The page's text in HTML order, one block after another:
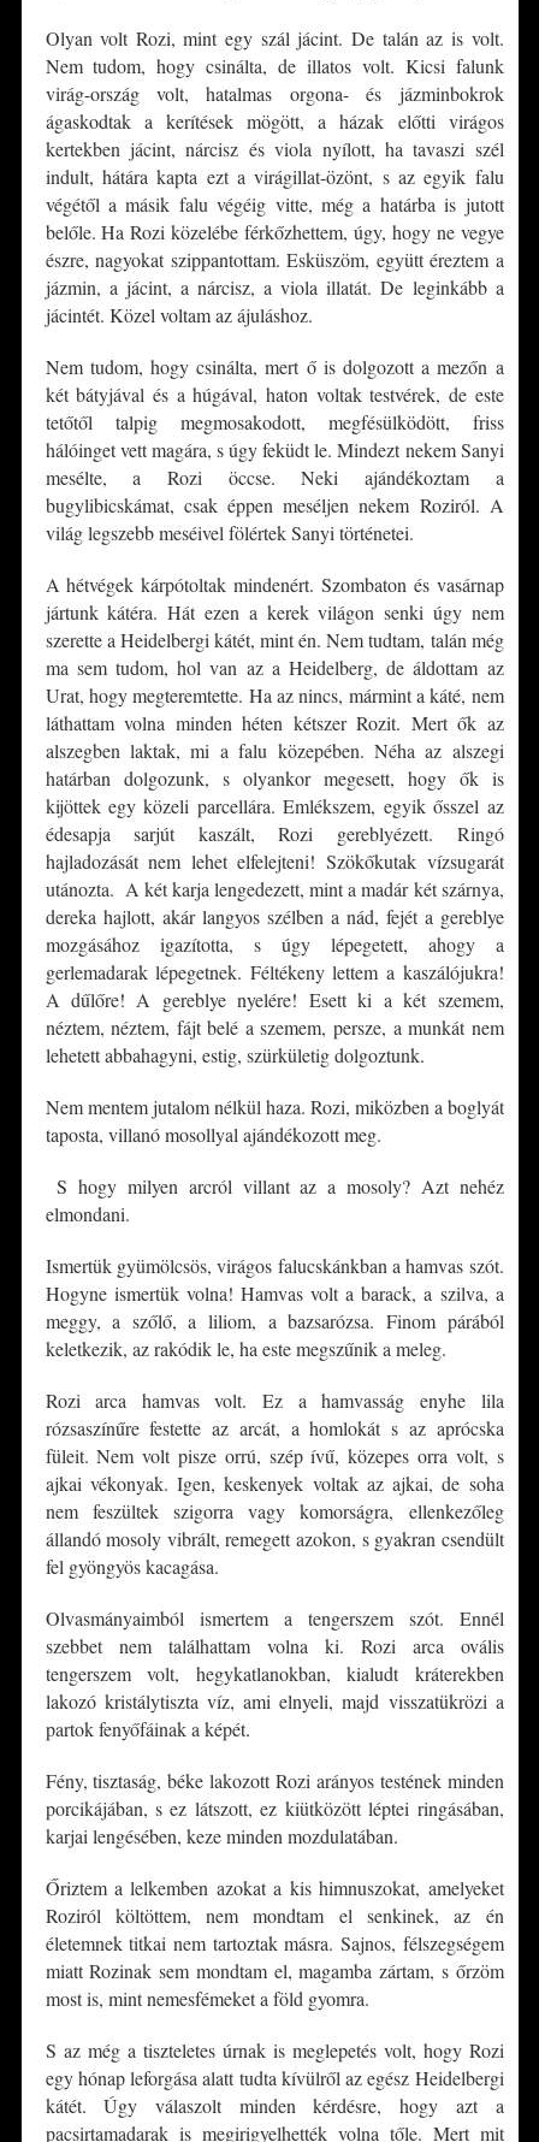
Olyan volt Rozi, mint egy szál jácint. De talán az is volt.
Nem tudom, hogy csinálta, de illatos volt. Kicsi falunk
virág-ország volt, hatalmas orgona- és jázminbokrok
ágaskodtak a kerítések mögött, a házak előtti virágos
kertekben jácint, nárcisz és viola nyílott, ha tavaszi szél
indult, hátára kapta ezt a virágillat-özönt, s az egyik falu
végétől a másik falu végéig vitte, még a határba is jutott
belőle. Ha Rozi közelébe férkőzhettem, úgy, hogy ne vegye
észre, nagyokat szippantottam. Esküszöm, együtt éreztem a
jázmin, a jácint, a nárcisz, a viola illatát. De leginkább a
jácintét. Közel voltam az ájuláshoz.
Nem tudom, hogy csinálta, mert ő is dolgozott a mezőn a
két bátyjával és a húgával, haton voltak testvérek, de este
tetőtől talpig megmosakodott, megfésülködött, friss
hálóinget vett magára, s úgy feküdt le. Mindezt nekem Sanyi
mesélte, a Rozi öccse. Neki ajándékoztam a
bugylibicskámat, csak éppen meséljen nekem Roziról. A
világ legszebb meséivel fölértek Sanyi történetei.
A hétvégek kárpótoltak mindenért. Szombaton és vasárnap
jártunk kátéra. Hát ezen a kerek világon senki úgy nem
szerette a Heidelbergi kátét, mint én. Nem tudtam, talán még
ma sem tudom, hol van az a Heidelberg, de áldottam az
Urat, hogy megteremtette. Ha az nincs, mármint a káté, nem
láthattam volna minden héten kétszer Rozit. Mert ők az
alszegben laktak, mi a falu közepében. Néha az alszegi
határban dolgozunk, s olyankor megesett, hogy ők is
kijöttek egy közeli parcellára. Emlékszem, egyik ősszel az
édesapja sarjút kaszált, Rozi gereblyézett. Ringó
hajladozását nem lehet elfelejteni! Szökőkutak vízsugarát
utánozta. A két karja lengedezett, mint a madár két szárnya,
dereka hajlott, akár langyos szélben a nád, fejét a gereblye
mozgásához igazította, s úgy lépegetett, ahogy a
gerlemadarak lépegetnek. Féltékeny lettem a kaszálójukra!
A dűlőre! A gereblye nyelére! Esett ki a két szemem,
néztem, néztem, fájt belé a szemem, persze, a munkát nem
lehetett abbahagyni, estig, szürkületig dolgoztunk.
Nem mentem jutalom nélkül haza. Rozi, miközben a boglyát
taposta, villanó mosollyal ajándékozott meg.
S hogy milyen arcról villant az a mosoly? Azt nehéz
elmondani.
Ismertük gyümölcsös, virágos falucskánkban a hamvas szót.
Hogyne ismertük volna! Hamvas volt a barack, a szilva, a
meggy, a szőlő, a liliom, a bazsarózsa. Finom párából
keletkezik, az rakódik le, ha este megszűnik a meleg.
Rozi arca hamvas volt. Ez a hamvasság enyhe lila
rózsaszínűre festette az arcát, a homlokát s az aprócska
füleit. Nem volt pisze orrú, szép ívű, közepes orra volt, s
ajkai vékonyak. Igen, keskenyek voltak az ajkai, de soha
nem feszültek szigorra vagy komorságra, ellenkezőleg
állandó mosoly vibrált, remegett azokon, s gyakran csendült
fel gyöngyös kacagása.
Olvasmányaimból ismertem a tengerszem szót. Ennél
szebbet nem találhattam volna ki. Rozi arca ovális
tengerszem volt, hegykatlanokban, kialudt kráterekben
lakozó kristálytiszta víz, ami elnyeli, majd visszatükrözi a
partok fenyőfáinak a képét.
Fény, tisztaság, béke lakozott Rozi arányos testének minden
porcikájában, s ez látszott, ez kiütközött léptei ringásában,
karjai lengésében, keze minden mozdulatában.
Őriztem a lelkemben azokat a kis himnuszokat, amelyeket
Roziról költöttem, nem mondtam el senkinek, az én
életemnek titkai nem tartoztak másra. Sajnos, félszegségem
miatt Rozinak sem mondtam el, magamba zártam, s őrzöm
most is, mint nemesfémeket a föld gyomra.
S az még a tiszteletes úrnak is meglepetés volt, hogy Rozi
egy hónap leforgása alatt tudta kívülről az egész Heidelbergi
kátét. Úgy válaszolt minden kérdésre, hogy azt a
pacsirtamadarak is megirigyelhették volna tőle. Mert mit